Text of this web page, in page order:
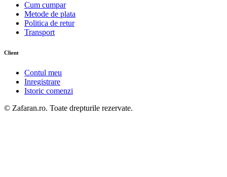
Cum cumpar
Metode de plata
Politica de retur
Transport
Client
Contul meu
Inregistrare
Istoric comenzi
© Zafaran.ro. Toate drepturile rezervate.